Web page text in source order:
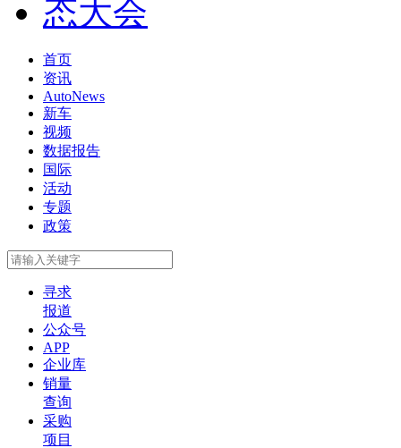
首页
资讯
AutoNews
新车
视频
数据报告
国际
活动
专题
政策
寻求
报道
公众号
APP
企业库
销量
查询
采购
项目